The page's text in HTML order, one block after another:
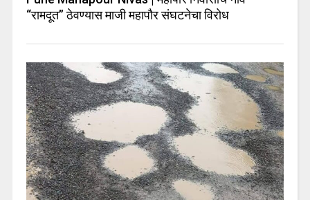
“रामदूत” ठेवण्यास माजी महापौर संघटनेचा विरोध